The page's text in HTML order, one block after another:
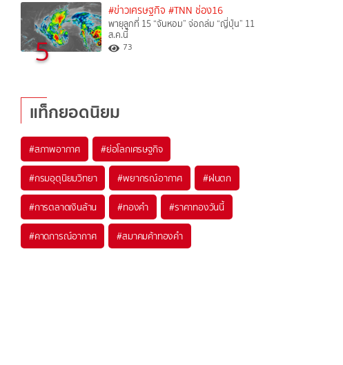
5
#ข่าวเศรษฐกิจ #TNN ช่อง16
พายุลูกที่ 15 “จันหอม” จ่อถล่ม “ญี่ปุ่น” 11
ส.ค.นี้
73
แท็กยอดนิยม
#สภาพอากาศ #ย่อโลกเศรษฐกิจ
#กรมอุตุนิยมวิทยา #พยากรณ์อากาศ #ฝนตก
#การตลาดเงินล้าน #ทองคำ #ราคาทองวันนี้
#คาดการณ์อากาศ #สมาคมค้าทองคำ